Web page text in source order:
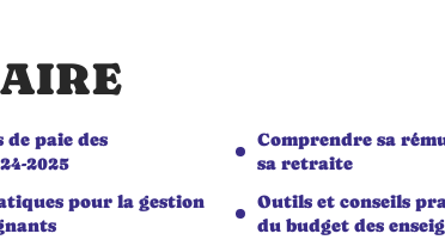
paie des
2025
Comprendre sa
sa retraite
pour la gestion
Outils et conseils
du budget des